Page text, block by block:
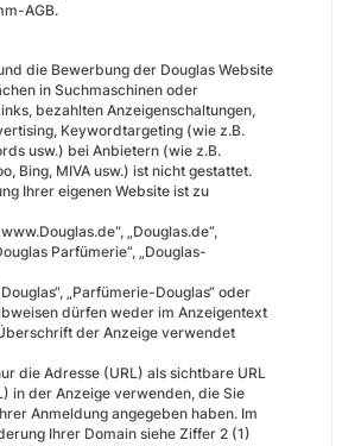
AGB.
die Bewerbung der Douglas Website
in Suchmaschinen oder
bezahlten Anzeigenschaltungen,
Keywordtargeting (wie z.B.
usw.) bei Anbietern (wie z.B.
Bing, MIVA usw.) ist nicht gestattet.
Ihrer eigenen Website ist zu
„Douglas.de“,
Parfümerie“, „Douglas-
„Parfümerie-Douglas“ oder
dürfen weder im Anzeigentext
der Anzeige verwendet
die Adresse (URL) als sichtbare URL
in der Anzeige verwenden, die Sie
Anmeldung angegeben haben. Im
Ihrer Domain siehe Ziffer 2 (1)